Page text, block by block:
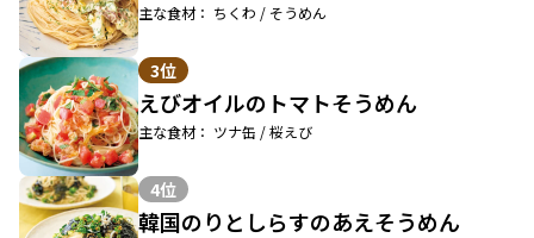
主な食材： ちくわ / そうめん
3位
えびオイルのトマトそうめん
主な食材： ツナ缶 / 桜えび
4位
韓国のりとしらすのあえそうめん